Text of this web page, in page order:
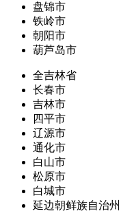
盘锦市
铁岭市
朝阳市
葫芦岛市
全吉林省
长春市
吉林市
四平市
辽源市
通化市
白山市
松原市
白城市
延边朝鲜族自治州